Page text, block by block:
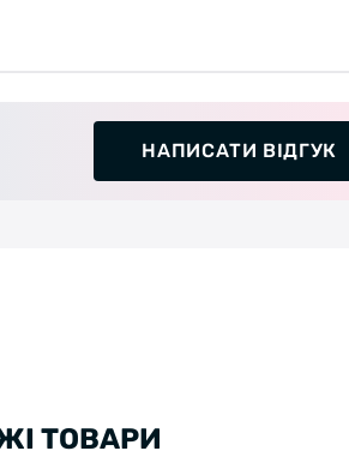
НАПИСАТИ ВІДГУК
ТОВАРИ